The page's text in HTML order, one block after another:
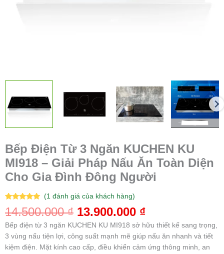
Bếp Điện Từ 3 Ngăn KUCHEN KU
MI918 – Giải Pháp Nấu Ăn Toàn Diện
Cho Gia Đình Đông Người
5.00 trên 5
dựa trên
1
(1đánh giá của khách hàng)
14.500.000₫ 13.900.000 ₫
Bếp điện từ 3 ngăn KUCHEN KU MI918 sở hữu thiết kế sang trọng,
3 vùng nấu tiện lợi, công suất mạnh mẽ giúp nấu ăn nhanh và tiết
kiệm điện. Mặt kính cao cấp, điều khiển cảm ứng thông minh, an
Toàn
lượng